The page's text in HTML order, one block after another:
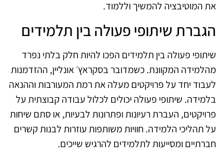
את המוטיבציה להמשיך וללמוד.
הגברת שיתופי פעולה בין תלמידים
שיתופי פעולה בין תלמידים הפכו להיות חלק בלתי נפרד
מהלמידה המקוונת. כשמדובר בסקראץ׳ אונליין, ההזדמנות
לעבוד יחד על פרויקטים מעלה את רמת המעורבות וההנאה
בלמידה. שיתופי פעולה יכולים לכלול עבודה קבוצתית על
פרויקטים, העברת רעיונות ופתרונות לבעיות, או סתם שיחות
על תהליכי הלמידה. חוויות משותפות עוזרות לבנות קשרים
חברתיים ומסייעות לתלמידים להרגיש שייכים.